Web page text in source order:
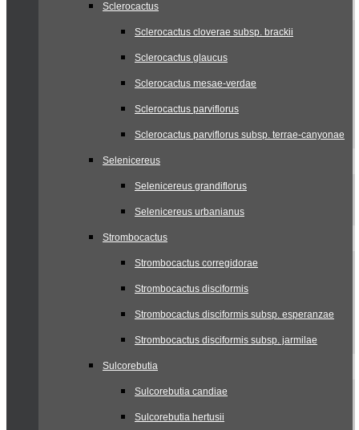
Sclerocactus
Sclerocactus cloverae subsp. brackii
Sclerocactus glaucus
Sclerocactus mesae-verdae
Sclerocactus parviflorus
Sclerocactus parviflorus subsp. terrae-canyonae
Selenicereus
Selenicereus grandiflorus
Selenicereus urbanianus
Strombocactus
Strombocactus corregidorae
Strombocactus disciformis
Strombocactus disciformis subsp. esperanzae
Strombocactus disciformis subsp. jarmilae
Sulcorebutia
Sulcorebutia candiae
Sulcorebutia hertusii